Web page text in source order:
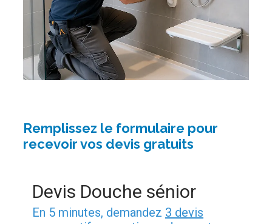
Remplissez le formulaire pour
recevoir vos devis gratuits
Devis Douche sénior
En 5 minutes, demandez 3 devis